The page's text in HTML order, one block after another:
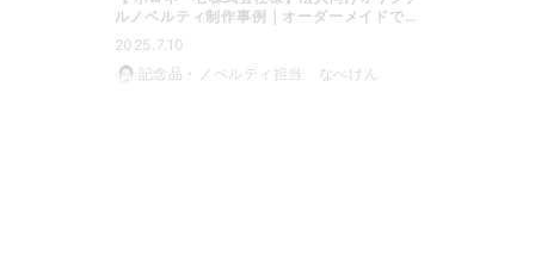
ルノベルティ制作事例｜オーダーメイドで特
別なノベルティに
2025.7.10
記念品・ノベルティ担当 なべけん